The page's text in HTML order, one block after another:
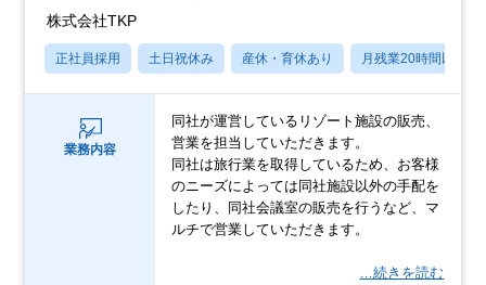
株式会社TKP
正社員採用 土日祝休み 産休・育休あり 月残業20時間以内
業務内容
同社が運営しているリゾート施設の販売、
営業を担当していただきます。
同社は旅行業を取得しているため、お客様
のニーズによっては同社施設以外の手配を
したり、同社会議室の販売を行うなど、マ
ルチで営業していただきます。
…続きを読む